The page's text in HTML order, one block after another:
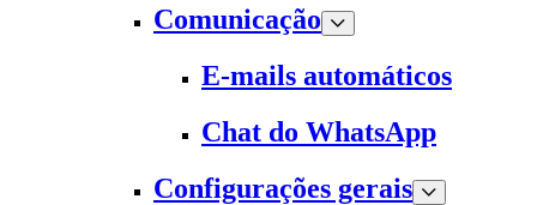
Comunicação
E-mails automáticos
Chat do WhatsApp
Configurações gerais